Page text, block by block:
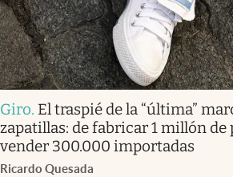
Giro. El traspié de la “última”
zapatillas: de fabricar 1 millón de
vender 300.000 importadas
Ricardo Quesada